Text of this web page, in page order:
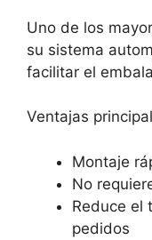
Uno de los
su sistema
facilitar el
Ventajas
Montaje
No
Reduce el
pedidos